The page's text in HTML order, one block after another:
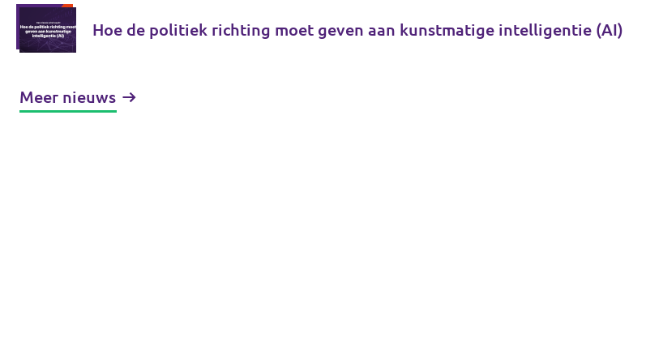
Hoe de politiek richting moet geven aan kunstmatige intelligentie (AI)
Meer nieuws